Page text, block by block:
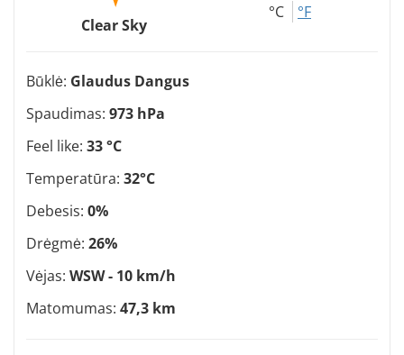
Clear Sky
°C °F
Būklė: Glaudus Dangus
Spaudimas: 973 hPa
Feel like: 33 °C
Temperatūra: 32°C
Debesis: 0%
Drėgmė: 26%
Vėjas: WSW - 10 km/h
Matomumas: 47,3 km